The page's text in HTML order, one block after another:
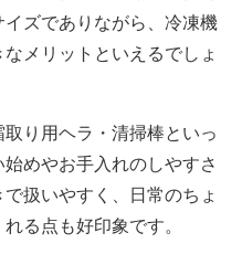
ズでありながら、冷凍機
メリットといえるでしょ
り用ヘラ・清掃棒といっ
めやお手入れのしやすさ
扱いやすく、日常のちょ
る点も好印象です。